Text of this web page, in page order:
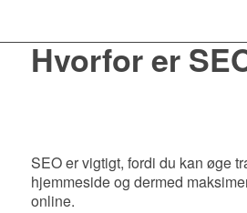
Hvorfor er
SEO er vigtigt, fordi du kan øge
hjemmeside og dermed
online.